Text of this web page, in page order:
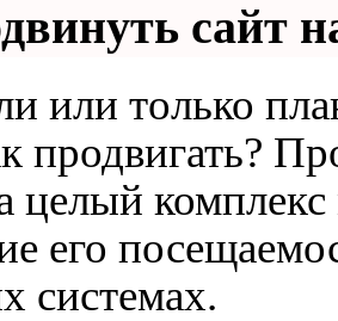
сайт
или только
продвигать?
целый
его
системах.